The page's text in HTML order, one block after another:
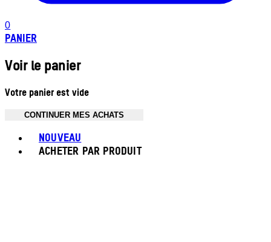
0
PANIER
Voir le panier
Votre panier est vide
CONTINUER MES ACHATS
NOUVEAU
ACHETER PAR PRODUIT